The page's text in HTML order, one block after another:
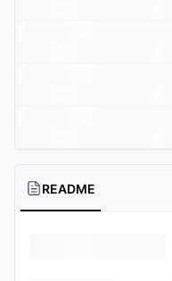
README